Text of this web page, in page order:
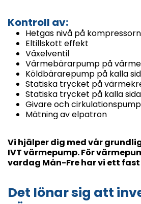
Kontroll av:
Hetgas nivå på kompressorn
Eltillskott effekt
Växelventil
Värmebärarpump på
Köldbärarepump på kalla
Statiska trycket på
Statiska trycket på kalla
Givare och cirkulationspump
Mätning av elpatron
Vi hjälper dig med vår
IVT värmepump. För
vardag Mån-Fre har vi ett fast
Det lönar sig att